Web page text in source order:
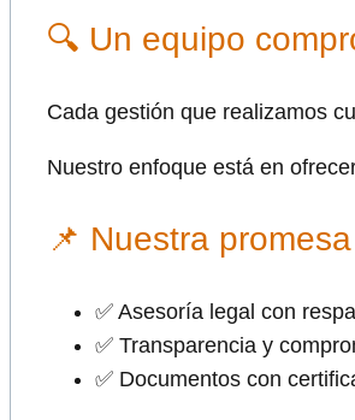
🔍 Un equipo
Cada gestión que realizamos
Nuestro enfoque está en
📌 Nuestra
✅ Asesoría legal con
✅ Transparencia y
✅ Documentos con